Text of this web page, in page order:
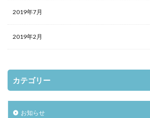
2019年7月
2019年2月
カテゴリー
お知らせ